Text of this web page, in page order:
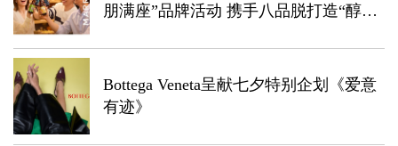
朋满座”品牌活动 携手八品脱打造“醇饮
Bottega Veneta呈献七夕特别企划《爱意
有迹》